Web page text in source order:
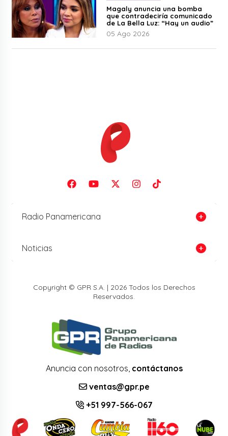
Magaly anuncia una bomba
que contradeciría comunicado
de La Bella Luz: “Hay un audio”
05 Ago 2026
Radio Panamericana
Noticias
Copyright © GPR S.A. | 2026 Todos los Derechos
Reservados.
Anuncia con nosotros, contáctanos
ventas@gpr.pe
+51 997-566-067